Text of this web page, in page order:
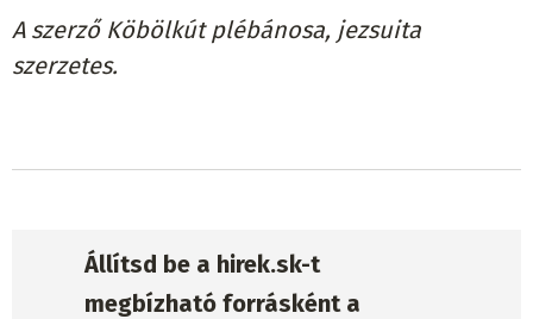
A szerző Köbölkút plébánosa, jezsuita
szerzetes.
Állítsd be a hirek.sk-t
megbízható forrásként a